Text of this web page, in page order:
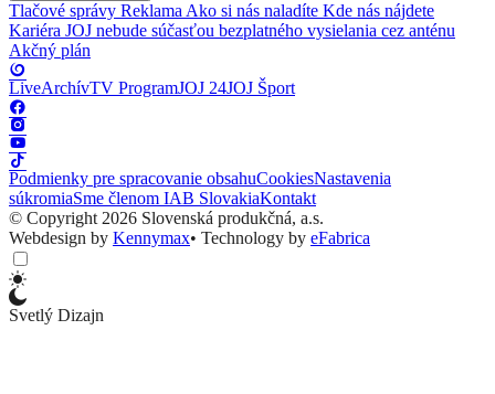
Tlačové správy ReklamaAko si nás naladíte Kde nás nájdete
Kariéra JOJ nebude súčasťou bezplatného vysielania cez anténu
Akčný plán
LiveArchívTV ProgramJOJ 24JOJ Šport
Podmienky pre spracovanie obsahuCookiesNastavenia
súkromiaSme členom IAB SlovakiaKontakt
© Copyright 2026 Slovenská produkčná, a.s.
Webdesign by Kennymax• Technology by eFabrica
Svetlý Dizajn